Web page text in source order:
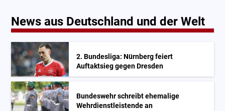
News aus Deutschland und der Welt
2. Bundesliga: Nürnberg feiert
Auftaktsieg gegen Dresden
Bundeswehr schreibt ehemalige
Wehrdienstleistende an